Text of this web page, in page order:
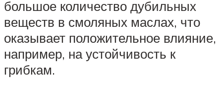
большое количество дубильных
веществ в смоляных маслах, что
оказывает положительное влияние,
например, на устойчивость к
грибкам.